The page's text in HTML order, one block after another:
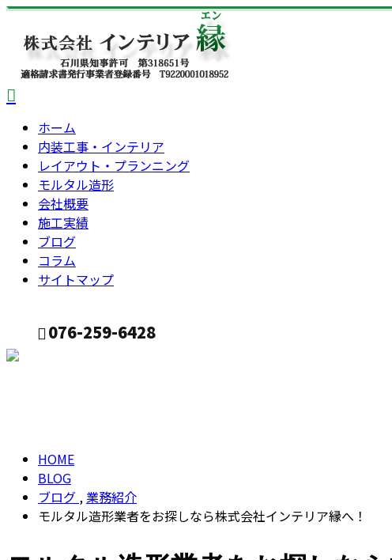
ホーム
内装工事・インテリア
レイアウト・プランニング
モルタル造形
会社概要
施工実績
ブログ
コラム
サイトマップ
076-259-6428
HOME
BLOG
ブログ ,業務紹介
モルタル造形業者をお探しなら株式会社インテリア縁へ！